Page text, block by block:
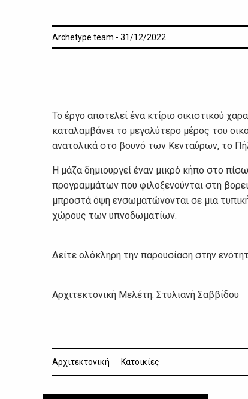
Archetype team - 31/12/2022
Το έργο αποτελεί ένα κτίριο οικιστικού
καταλαμβάνει το μεγαλύτερο μέρος του
ανατολικά στο βουνό των Κενταύρων, το
Η μάζα δημιουργεί έναν μικρό κήπο στο
προγραμμάτων που φιλοξενούνται στη
μπροστά όψη ενσωματώνονται σε μια
χώρους των υπνοδωματίων.
Δείτε ολόκληρη την παρουσίαση στην
Αρχιτεκτονική Μελέτη: Στυλιανή Σαββίδου
Αρχιτεκτονική Κατοικίες